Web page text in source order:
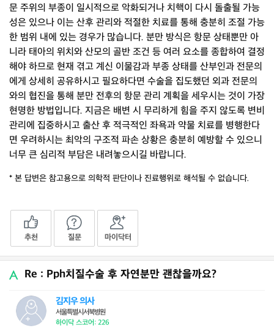
문 주위의 부종이 일시적으로 악화되거나 치핵이 다시 돌출될 가능
성은 있으나 이는 산후 관리와 적절한 치료를 통해 충분히 조절 가능
한 범위 내에 있는 경우가 많습니다. 분만 방식은 항문 상태뿐만 아
니라 태아의 위치와 산모의 골반 조건 등 여러 요소를 종합하여 결정
해야 하므로 현재 겪고 계신 이물감과 부종 상태를 산부인과 전문의
에게 상세히 공유하시고 필요하다면 수술을 집도했던 외과 전문의
와의 협진을 통해 분만 전후의 항문 관리 계획을 세우시는 것이 가장
현명한 방법입니다. 지금은 배변 시 무리하게 힘을 주지 않도록 변비
관리에 집중하시고 출산 후 적극적인 좌욕과 약물 치료를 병행한다
면 우려하시는 최악의 구조적 파손 상황은 충분히 예방할 수 있으니
너무 큰 심리적 부담은 내려놓으시길 바랍니다.
* 본 답변은 참고용으로 의학적 판단이나 진료행위로 해석될 수 없습니다.
추천 질문 마이닥터
Re : Pph치질수술 후 자연분만 괜찮을까요?
김지우 의사
서울특별시서북병원
하이닥 스코어: 226